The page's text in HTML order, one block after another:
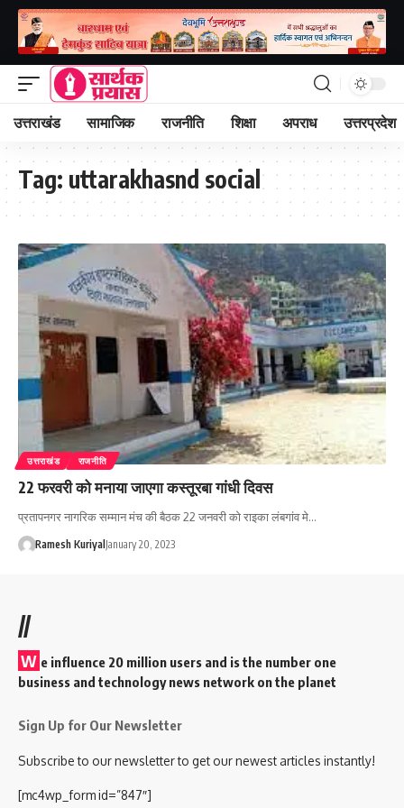
उत्तराखंड सामाजिक राजनीति शिक्षा अपराध उत्तरप्रदेश
Tag: uttarakhasnd social
उत्तराखंड राजनीति
22 फरवरी को मनाया जाएगा कस्तूरबा गांधी दिवस
प्रतापनगर नागरिक सम्मान मंच की बैठक 22 जनवरी काे राइका लंबगांव मे…
Ramesh Kuriyal January 20, 2023
//
W e influence 20 million users and is the number one
business and technology news network on the planet
Sign Up for Our Newsletter
Subscribe to our newsletter to get our newest articles instantly!
[mc4wp_form id=”847″]